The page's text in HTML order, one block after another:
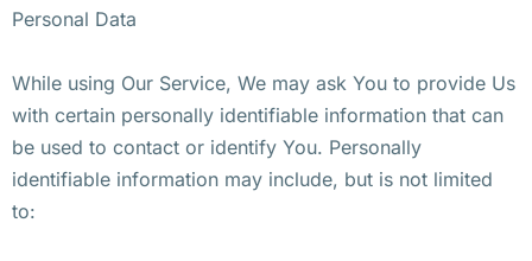
Personal Data
While using Our Service, We may ask You to provide Us
with certain personally identifiable information that can
be used to contact or identify You. Personally
identifiable information may include, but is not limited
to: